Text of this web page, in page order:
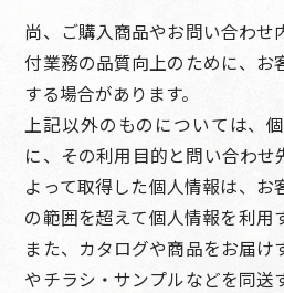
尚、ご購入商品やお問い合わせ
付業務の品質向上のために、お
する場合があります。
上記以外のものについては、
に、その利用目的と問い合わせ
よって取得した個人情報は、お
の範囲を超えて個人情報を利用
また、カタログや商品をお届け
やチラシ・サンプルなどを同送